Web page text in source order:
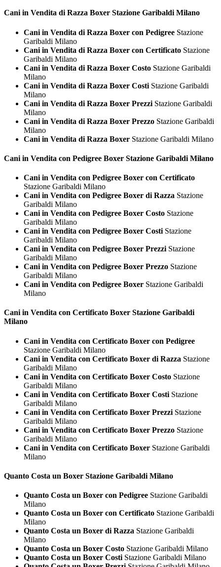
Cani in Vendita di Razza Boxer Stazione Garibaldi Milano
Cani in Vendita di Razza Boxer con Pedigree Stazione
Garibaldi Milano
Cani in Vendita di Razza Boxer con Certificato Stazione
Garibaldi Milano
Cani in Vendita di Razza Boxer Costo Stazione Garibaldi
Milano
Cani in Vendita di Razza Boxer Costi Stazione Garibaldi
Milano
Cani in Vendita di Razza Boxer Prezzi Stazione Garibaldi
Milano
Cani in Vendita di Razza Boxer Prezzo Stazione Garibaldi
Milano
Cani in Vendita di Razza Boxer Stazione Garibaldi Milano
Cani in Vendita con Pedigree Boxer Stazione Garibaldi Milano
Cani in Vendita con Pedigree Boxer con Certificato
Stazione Garibaldi Milano
Cani in Vendita con Pedigree Boxer di Razza Stazione
Garibaldi Milano
Cani in Vendita con Pedigree Boxer Costo Stazione
Garibaldi Milano
Cani in Vendita con Pedigree Boxer Costi Stazione
Garibaldi Milano
Cani in Vendita con Pedigree Boxer Prezzi Stazione
Garibaldi Milano
Cani in Vendita con Pedigree Boxer Prezzo Stazione
Garibaldi Milano
Cani in Vendita con Pedigree Boxer Stazione Garibaldi
Milano
Cani in Vendita con Certificato Boxer Stazione Garibaldi
Milano
Cani in Vendita con Certificato Boxer con Pedigree
Stazione Garibaldi Milano
Cani in Vendita con Certificato Boxer di Razza Stazione
Garibaldi Milano
Cani in Vendita con Certificato Boxer Costo Stazione
Garibaldi Milano
Cani in Vendita con Certificato Boxer Costi Stazione
Garibaldi Milano
Cani in Vendita con Certificato Boxer Prezzi Stazione
Garibaldi Milano
Cani in Vendita con Certificato Boxer Prezzo Stazione
Garibaldi Milano
Cani in Vendita con Certificato Boxer Stazione Garibaldi
Milano
Quanto Costa un Boxer Stazione Garibaldi Milano
Quanto Costa un Boxer con Pedigree Stazione Garibaldi
Milano
Quanto Costa un Boxer con Certificato Stazione Garibaldi
Milano
Quanto Costa un Boxer di Razza Stazione Garibaldi
Milano
Quanto Costa un Boxer Costo Stazione Garibaldi Milano
Quanto Costa un Boxer Costi Stazione Garibaldi Milano